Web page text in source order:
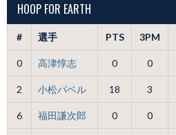
HOOP FOR EARTH
# 選手 PTS 3PM
0 高津惇志 0 0
2 小松パベル 18 3
6 福田謙次郎 0 0